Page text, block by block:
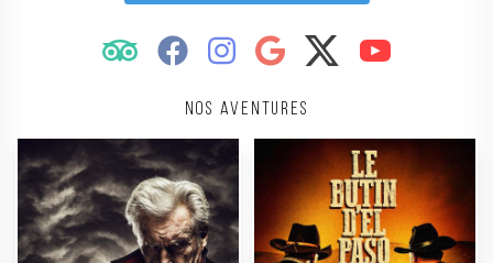
Nos aventures